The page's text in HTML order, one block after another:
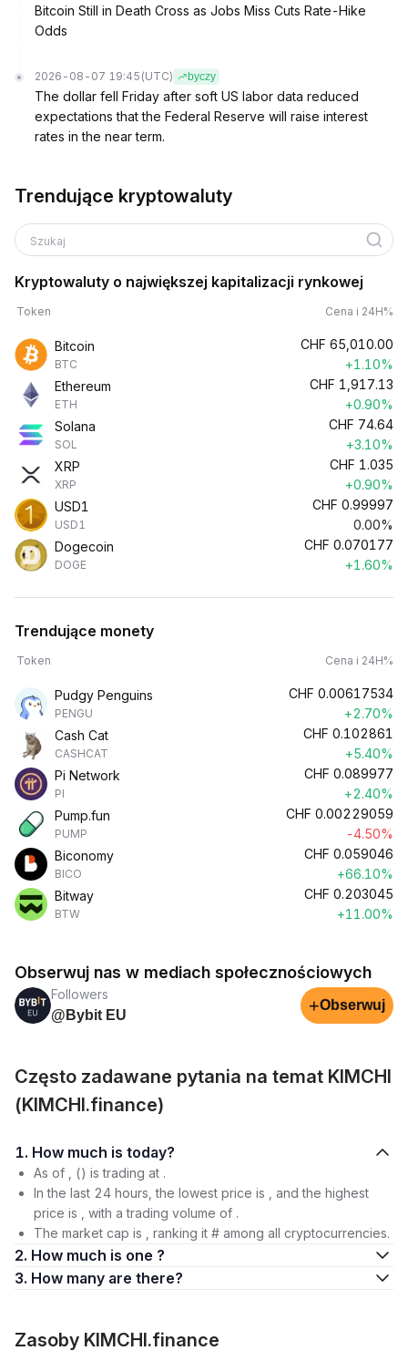
Bitcoin Still in Death Cross as Jobs Miss Cuts Rate-Hike
Odds
2026-08-07 19:45 (UTC) byczy
The dollar fell Friday after soft US labor data reduced
expectations that the Federal Reserve will raise interest
rates in the near term.
Trendujące kryptowaluty
Szukaj
Kryptowaluty o największej kapitalizacji rynkowej
Token Cena i 24H%
Bitcoin
BTC
CHF 65,010.00
+1.10%
Ethereum
ETH
CHF 1,917.13
+0.90%
Solana
SOL
CHF 74.64
+3.10%
XRP
XRP
CHF 1.035
+0.90%
USD1
USD1
CHF 0.99997
0.00%
Dogecoin
DOGE
CHF 0.070177
+1.60%
Trendujące monety
Token Cena i 24H%
Pudgy Penguins
PENGU
CHF 0.00617534
+2.70%
Cash Cat
CASHCAT
CHF 0.102861
+5.40%
Pi Network
PI
CHF 0.089977
+2.40%
Pump.fun
PUMP
CHF 0.00229059
-4.50%
Biconomy
BICO
CHF 0.059046
+66.10%
Bitway
BTW
CHF 0.203045
+11.00%
Obserwuj nas w mediach społecznościowych
Followers
@Bybit EU
+Obserwuj
Często zadawane pytania na temat KIMCHI
(KIMCHI.finance)
1. How much is today?
As of , () is trading at .
In the last 24 hours, the lowest price is , and the highest
price is , with a trading volume of .
The market cap is , ranking it # among all cryptocurrencies.
2. How much is one ?
3. How many are there?
Zasoby KIMCHI.finance